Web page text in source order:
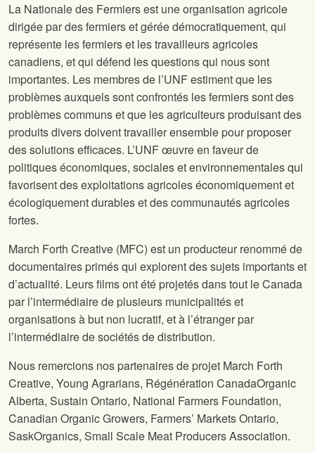
La Nationale des Fermiers est une organisation agricole
dirigée par des fermiers et gérée démocratiquement, qui
représente les fermiers et les travailleurs agricoles
canadiens, et qui défend les questions qui nous sont
importantes. Les membres de l’UNF estiment que les
problèmes auxquels sont confrontés les fermiers sont des
problèmes communs et que les agriculteurs produisant des
produits divers doivent travailler ensemble pour proposer
des solutions efficaces. L’UNF œuvre en faveur de
politiques économiques, sociales et environnementales qui
favorisent des exploitations agricoles économiquement et
écologiquement durables et des communautés agricoles
fortes.
March Forth Creative (MFC) est un producteur renommé de
documentaires primés qui explorent des sujets importants et
d’actualité. Leurs films ont été projetés dans tout le Canada
par l’intermédiaire de plusieurs municipalités et
organisations à but non lucratif, et à l’étranger par
l’intermédiaire de sociétés de distribution.
Nous remercions nos partenaires de projet March Forth
Creative, Young Agrarians, Régénération CanadaOrganic
Alberta, Sustain Ontario, National Farmers Foundation,
Canadian Organic Growers, Farmers’ Markets Ontario,
SaskOrganics, Small Scale Meat Producers Association.